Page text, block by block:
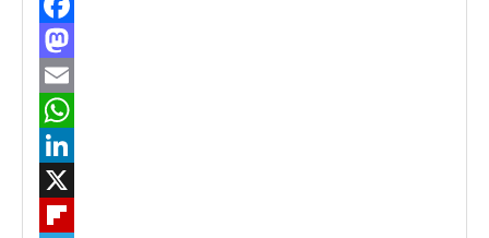
Facebook
Mastodon
Email
WhatsApp
LinkedIn